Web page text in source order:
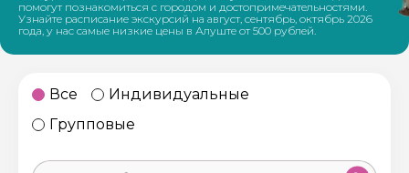
помогут познакомиться с городом и достопримечательностями.
Узнайте расписание экскурсий на август, сентябрь, октябрь 2026
года, у нас самые низкие цены в Алуште от 500 рублей.
Все
Индивидуальные
Групповые